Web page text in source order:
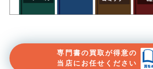
専門書の買取が得意の
当店にお任せください